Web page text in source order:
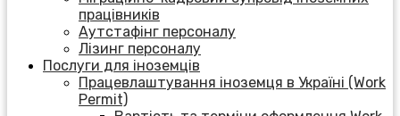
працівників
Аутстафінг персоналу
Лізинг персоналу
Послуги для іноземців
Працевлаштування іноземця в Україні (Work
Permit)